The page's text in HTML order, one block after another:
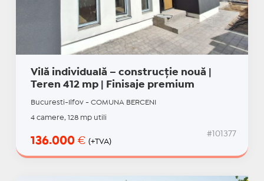
Vilă individuală – construcție nouă |
Teren 412 mp | Finisaje premium
Bucuresti-Ilfov - COMUNA BERCENI
4 camere, 128 mp utili
136.000 € (+TVA)
#101377